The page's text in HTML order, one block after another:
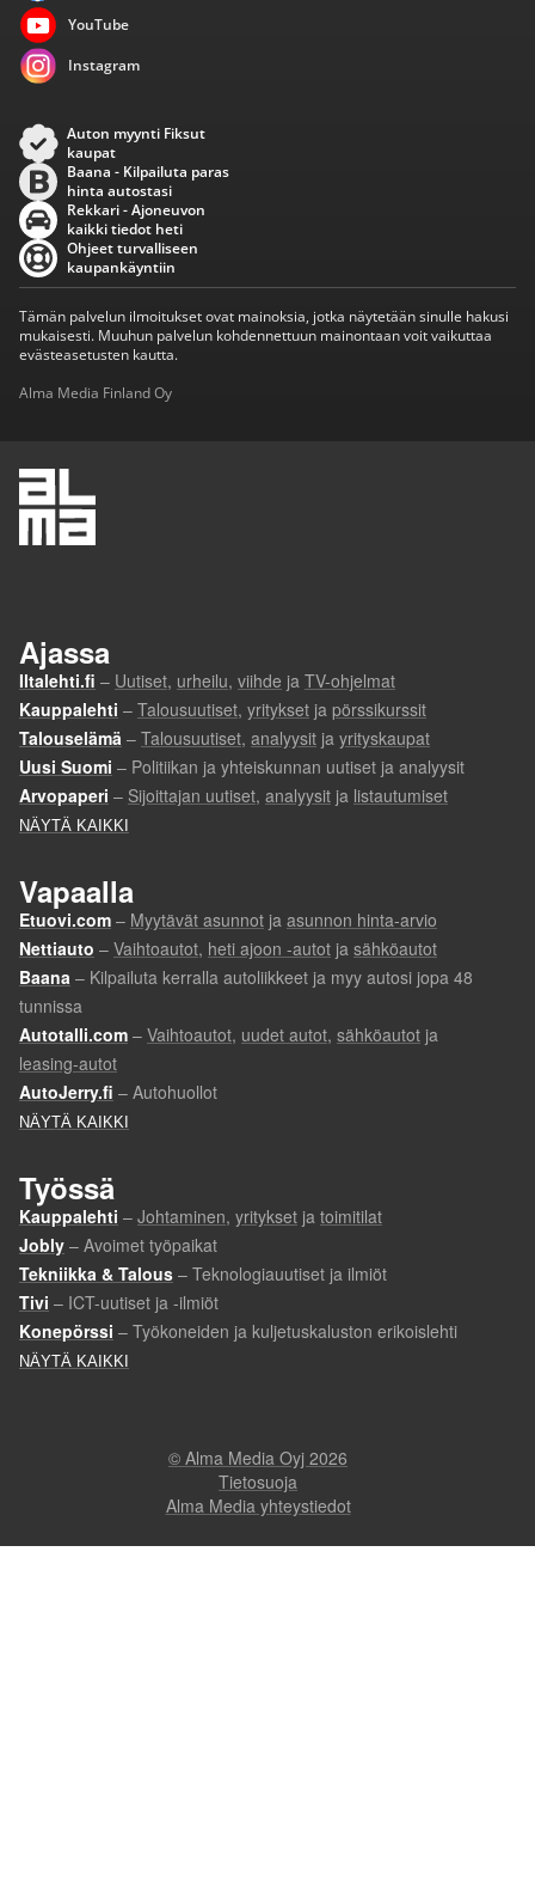
YouTube
Instagram
Auton myynti Fiksut
kaupat
Baana - Kilpailuta paras
hinta autostasi
Rekkari - Ajoneuvon
kaikki tiedot heti
Ohjeet turvalliseen
kaupankäyntiin
Tämän palvelun ilmoitukset ovat mainoksia, jotka näytetään sinulle hakusi
mukaisesti. Muuhun palvelun kohdennettuun mainontaan voit vaikuttaa
evästeasetusten kautta.
Alma Media Finland Oy